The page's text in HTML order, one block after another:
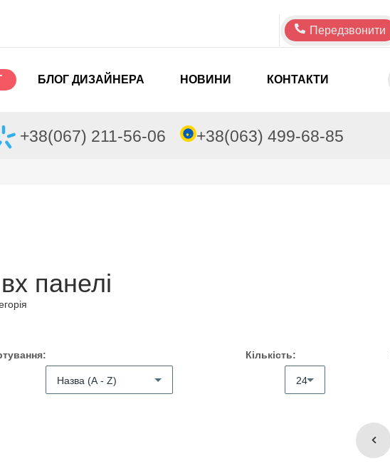
Передзвонити
БЛОГ ДИЗАЙНЕРА НОВИНИ КОНТАКТИ
+38(067) 211-56-06 +38(063) 499-68-85
панелі
Назва (A - Z)
Кількість:
24